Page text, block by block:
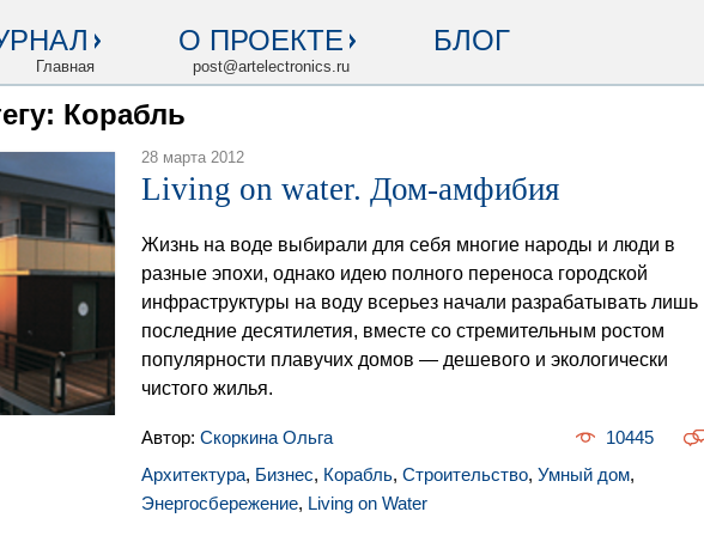
Главная
О ПРОЕКТЕ
post@artelectronics.ru
БЛОГ
Корабль
28 марта 2012
Living on water. Дом-амфибия
Жизнь на воде выбирали для себя многие народы и люди в
разные эпохи, однако идею полного переноса городской
инфраструктуры на воду всерьез начали разрабатывать лишь
последние десятилетия, вместе со стремительным ростом
популярности плавучих домов — дешевого и экологически
чистого жилья.
Автор: Скоркина Ольга
10445
Архитектура, Бизнес, Корабль, Строительство, Умный дом,
Энергосбережение, Living on Water